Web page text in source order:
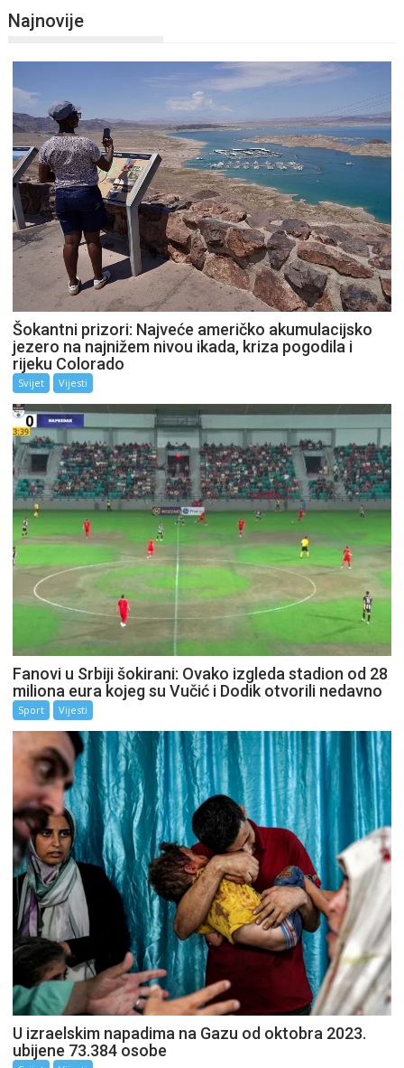
Najnovije
Šokantni prizori: Najveće američko akumulacijsko
jezero na najnižem nivou ikada, kriza pogodila i
rijeku Colorado
Svijet Vijesti
Fanovi u Srbiji šokirani: Ovako izgleda stadion od 28
miliona eura kojeg su Vučić i Dodik otvorili nedavno
Sport Vijesti
U izraelskim napadima na Gazu od oktobra 2023.
ubijene 73.384 osobe